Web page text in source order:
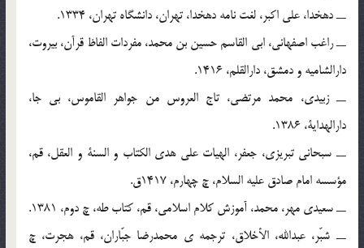
ــ دهخدا، علی اکبر، لغت نامه دهخدا، تهران، دانشگاه تهران، 1334.
ــ راغب اصفهانی، ابی القاسم حسین بن محمد، مفردات الفاظ قرآن، بیروت،
دارالشامیه و دمشق، دارالقلم، 1416.
ــ زبیدی، محمد مرتضی، تاج العروس من جواهر القاموس، بی جا،
دارالهدایة، 1386.
ــ سبحانی تبریزی، جعفر، الهیات علی هدی الکتاب و السنة و العقل، قم،
مؤسسه امام صادق علیه السلام، چ چهارم، 1417ق.
ــ سعیدی مهر، محمد، آموزش کلام اسلامی، قم، کتاب طه، چ دوم، 1381.
ــ شبّر، عبدالله، الأخلاق، ترجمه ی محمدرضا جبّاران، قم، هجرت، چ